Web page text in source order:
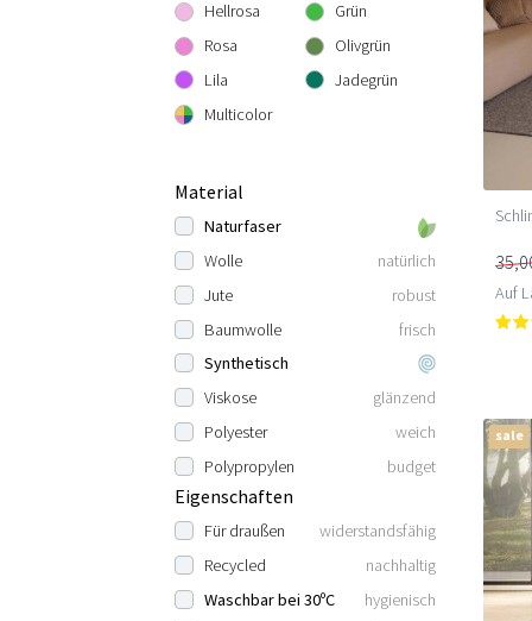
Hellrosa
Rosa
Lila
Multicolor
Grün
Olivgrün
Jadegrün
Material
Naturfaser
Wolle
natürlich
Jute
robust
Baumwolle
frisch
Synthetisch
Viskose
glänzend
Polyester
weich
Polypropylen
budget
Eigenschaften
Für draußen
widerstandsfähig
Recycled
nachhaltig
Waschbar bei 30ºC
hygienisch
Auf
sale